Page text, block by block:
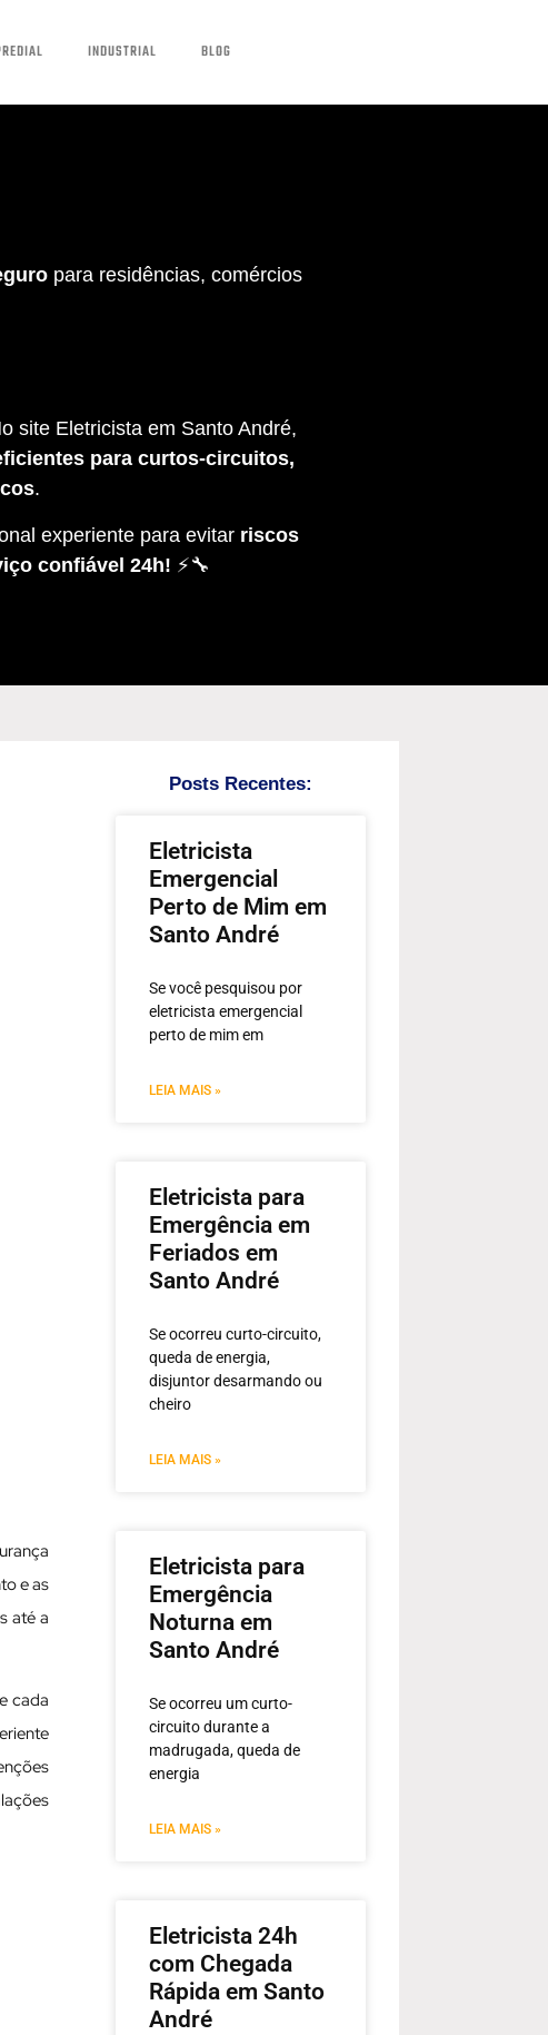
INDUSTRIAL BLOG
para residências, comércios
site Eletricista em Santo André,
para curtos-circuitos,
.
experiente para evitar riscos
confiável 24h! ⚡🔧
e as
até a
cada
Posts Recentes:
Eletricista
Emergencial
Perto de Mim em
Santo André
Se você pesquisou por
eletricista emergencial
perto de mim em
LEIA MAIS »
Eletricista para
Emergência em
Feriados em
Santo André
Se ocorreu curto-circuito,
queda de energia,
disjuntor desarmando ou
cheiro
LEIA MAIS »
Eletricista para
Emergência
Noturna em
Santo André
Se ocorreu um curto-
circuito durante a
madrugada, queda de
energia
LEIA MAIS »
Eletricista 24h
com Chegada
Rápida em Santo
André